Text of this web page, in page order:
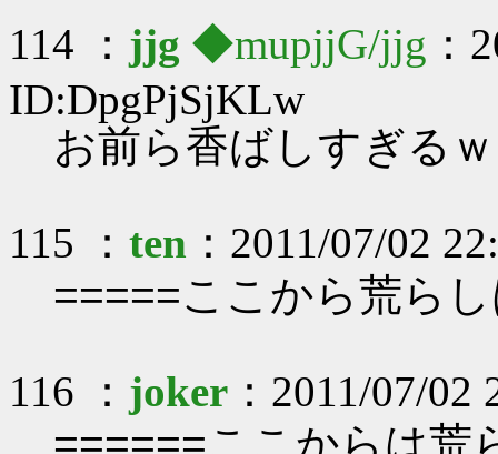
114 ： jjg ◆mupjjG/jjg ：
ID:DpgPjSjKLw
お前ら香ばしすぎる
115 ： ten ：2011/07/02
=====ここから荒ら
116 ： joker ：2011/07/
======ここからは荒